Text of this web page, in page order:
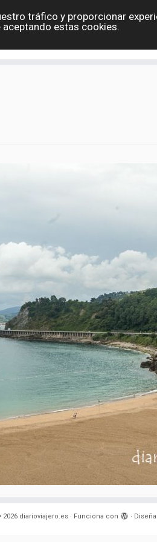
España
2026 diarioviajero.es · Funciona con ·
tráfico y proporcionar
aceptando estas cookies.